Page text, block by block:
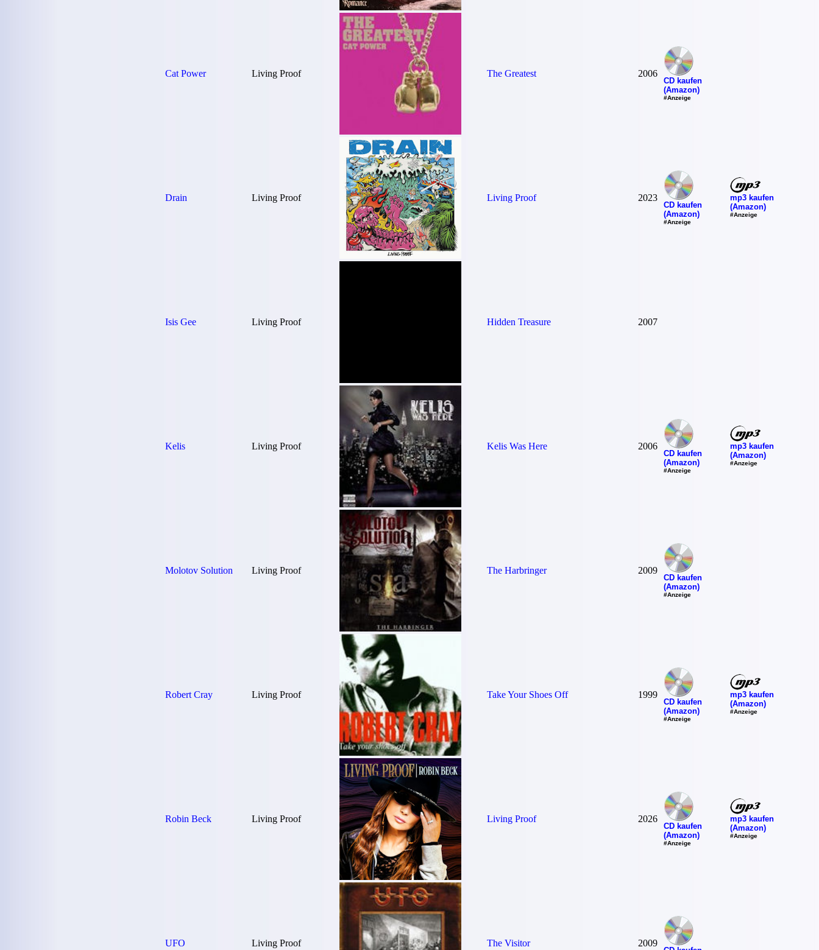
Cat Power Living Proof The Greatest 2006
CD kaufen
(Amazon)
#Anzeige
Drain Living Proof Living Proof 2023
CD kaufen
(Amazon)
#Anzeige
mp3 kaufen
(Amazon)
#Anzeige
Isis Gee Living Proof Hidden Treasure 2007
Kelis Living Proof Kelis Was Here 2006
CD kaufen
(Amazon)
#Anzeige
mp3 kaufen
(Amazon)
#Anzeige
Molotov Solution Living Proof The Harbringer 2009
CD kaufen
(Amazon)
#Anzeige
Robert Cray Living Proof Take Your Shoes Off 1999
CD kaufen
(Amazon)
#Anzeige
mp3 kaufen
(Amazon)
#Anzeige
Robin Beck Living Proof Living Proof 2026
CD kaufen
(Amazon)
#Anzeige
mp3 kaufen
(Amazon)
#Anzeige
UFO Living Proof The Visitor 2009